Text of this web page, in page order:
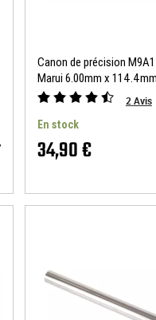
Canon de précision
Marui 6.00mm x 114.4mm
NineBall
2Avis
En stock
34,90 €